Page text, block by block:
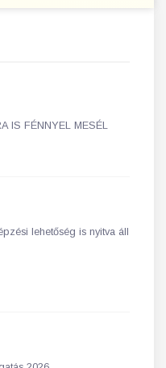
IS FÉNNYEL MESÉL
lehetőség is nyitva áll